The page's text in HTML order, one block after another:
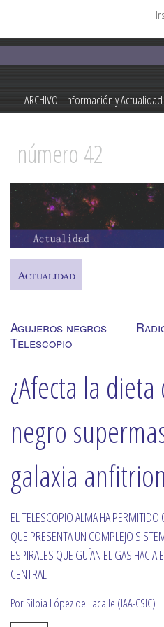
contenido
ARCHIVO - Información y
Información y Actualidad Astronómica
número 42
Actualidad
Agujeros negros
Telescopio
¿Afecta la
negro
galaxia
EL TELESCOPIO ALMA HA
QUE PRESENTA UN COMPLEJO
ESPIRALES QUE GUÍAN EL GAS
CENTRAL
Por Silbia López de Lacalle (IAA-CSIC)